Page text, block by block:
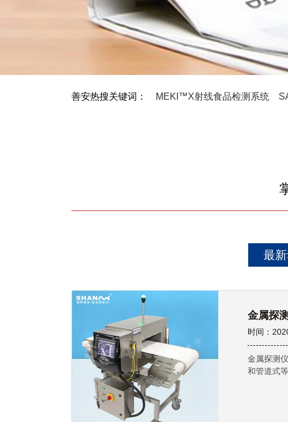
善安热搜关键词： MEKI™X射线食品检测系统
最
金属探
时间：
金属探测
和管道式